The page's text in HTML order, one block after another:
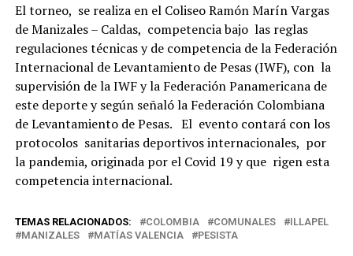
El torneo, se realiza en el Coliseo Ramón Marín Vargas
de Manizales – Caldas, competencia bajo las reglas
regulaciones técnicas y de competencia de la Federación
Internacional de Levantamiento de Pesas (IWF), con la
supervisión de la IWF y la Federación Panamericana de
este deporte y según señaló la Federación Colombiana
de Levantamiento de Pesas. El evento contará con los
protocolos sanitarias deportivos internacionales, por
la pandemia, originada por el Covid 19 y que rigen esta
competencia internacional.
TEMAS RELACIONADOS: COLOMBIA COMUNALES
ILLAPEL
MANIZALES
MATÍAS VALENCIA PESISTA